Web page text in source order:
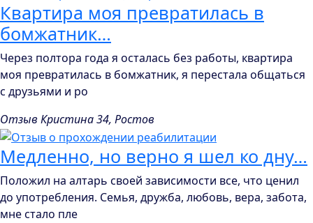
Квартира моя превратилась в
бомжатник…
Через полтора года я осталась без работы, квартира
моя превратилась в бомжатник, я перестала общаться
с друзьями и ро
Отзыв Кристина 34, Ростов
Медленно, но верно я шел ко дну…
Положил на алтарь своей зависимости все, что ценил
до употребления. Семья, дружба, любовь, вера, забота,
мне стало пле